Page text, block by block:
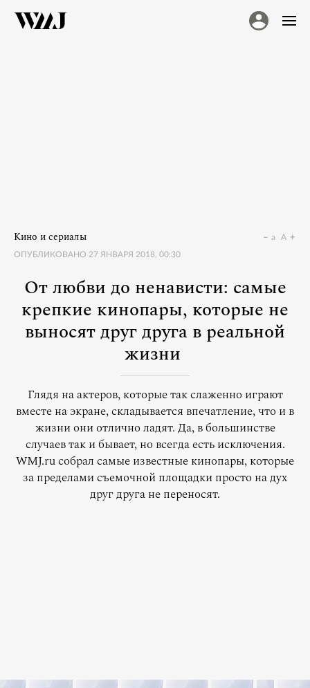
Кино и сериалы
ОПУБЛИКОВАНО 27 ЯНВАРЯ 2018, 00:30
a A
От любви до ненависти: самые
крепкие кинопары, которые не
выносят друг друга в реальной
жизни
Глядя на актеров, которые так слаженно играют
вместе на экране, складывается впечатление, что и в
жизни они отлично ладят. Да, в большинстве
случаев так и бывает, но всегда есть исключения.
WMJ.ru собрал самые известные кинопары, которые
за пределами съемочной площадки просто на дух
друг друга не переносят.